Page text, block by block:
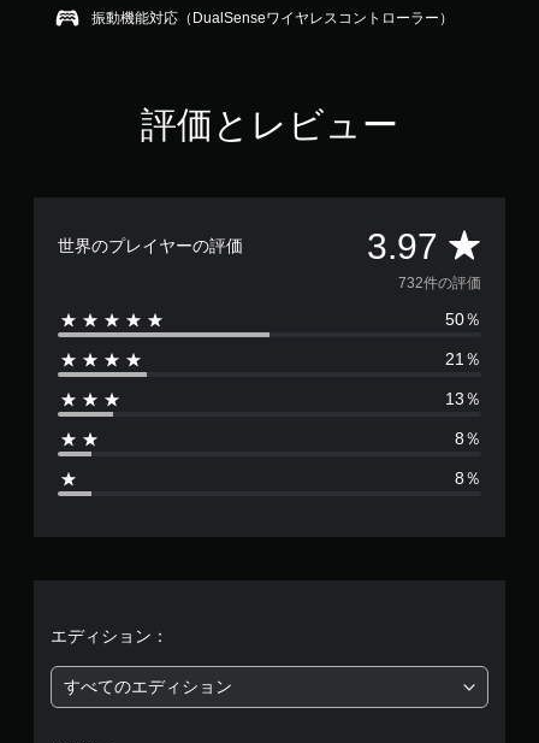
す
振動機能対応（DualSenseワイヤレスコントローラー）
評価とレビュー
世界のプレイヤーの評価 3.97 評
価
数
は
3
評
732件の評価
50％
21％
13％
8％
8％
エディション：
すべてのエディション